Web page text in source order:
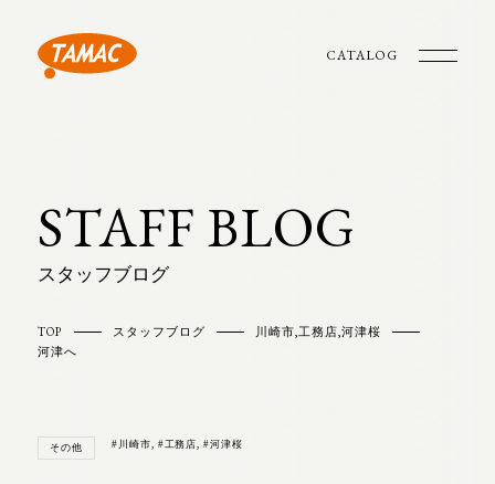
CATALOG
STAFF BLOG
スタッフブログ
TOP スタッフブログ 川崎市,工務店,河津桜
河津へ
その他 #川崎市, #工務店,#河津桜